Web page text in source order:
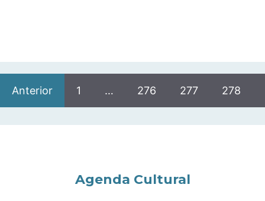
Anterior 1 … 276 277 278
Agenda Cultural